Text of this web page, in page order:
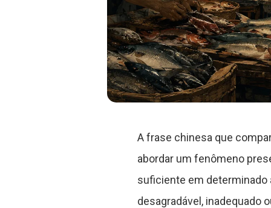
A frase chinesa que
abordar um fenômeno
suficiente em determinado
desagradável, inadequado